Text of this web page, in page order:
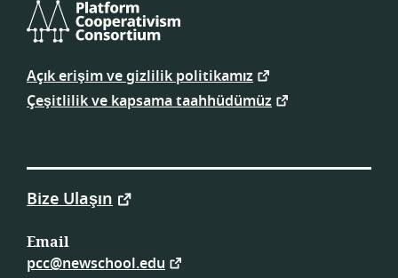
Platform
Konsorsiyumu
Açık erişim ve gizlilik politikamız
Çeşitlilik ve kapsama taahhüdümüz
Bize Ulaşın
Email
pcc@newschool.edu